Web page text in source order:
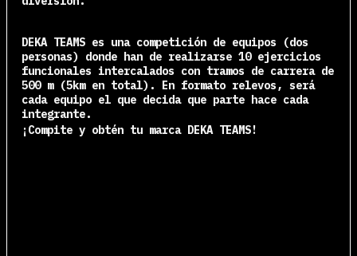
DEKA TEAMS es una competición de equipos (dos
personas) donde han de realizarse 10 ejercicios
funcionales intercalados con tramos de carrera de
500 m (5km en total). En formato relevos, será
cada equipo el que decida que parte hace cada
integrante.
¡Compite y obtén tu marca DEKA TEAMS!